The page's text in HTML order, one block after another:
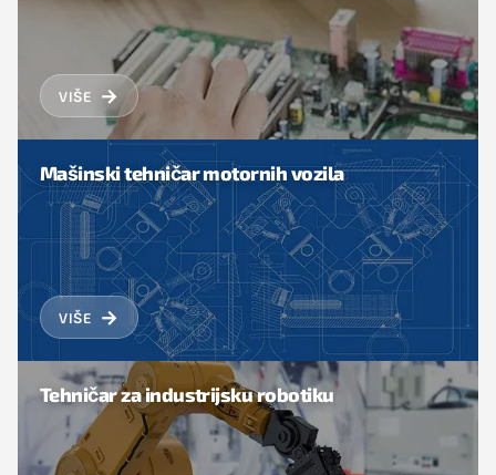
VIŠE →
Mašinski tehničar motornih vozila
VIŠE →
Tehničar za industrijsku robotiku